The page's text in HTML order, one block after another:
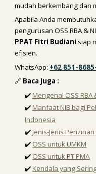
mudah berkembang dan
Apabila Anda
pengurusan OSS RBA &
PPAT Fitri Budiani siap
efisien.
WhatsApp: +62 851-
🔗 Baca Juga :
✔️Mengenal OSS RBA
✔️Manfaat NIB bagi
Indonesia
✔️Jenis-Jenis
✔️ OSS untuk UMKM
✔️ OSS untuk PT PMA
✔️Kendala yang